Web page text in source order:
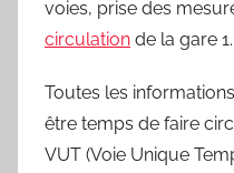
voies, prise des
circulation de la gare 1.
Toutes les
être temps de faire
VUT (Voie Unique